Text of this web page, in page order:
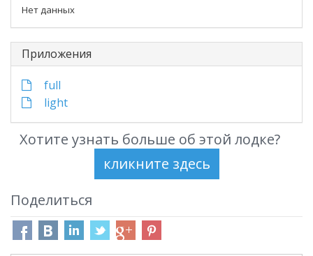
Нет данных
Приложения
full
light
Хотите узнать больше об этой лодке?
Поделиться